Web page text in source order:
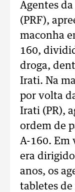
Agentes
(PRF),
maconha
160,
droga,
Irati. Na
por volta
Irati (PR),
ordem de
A-160. Em
era
anos, os
tabletes de